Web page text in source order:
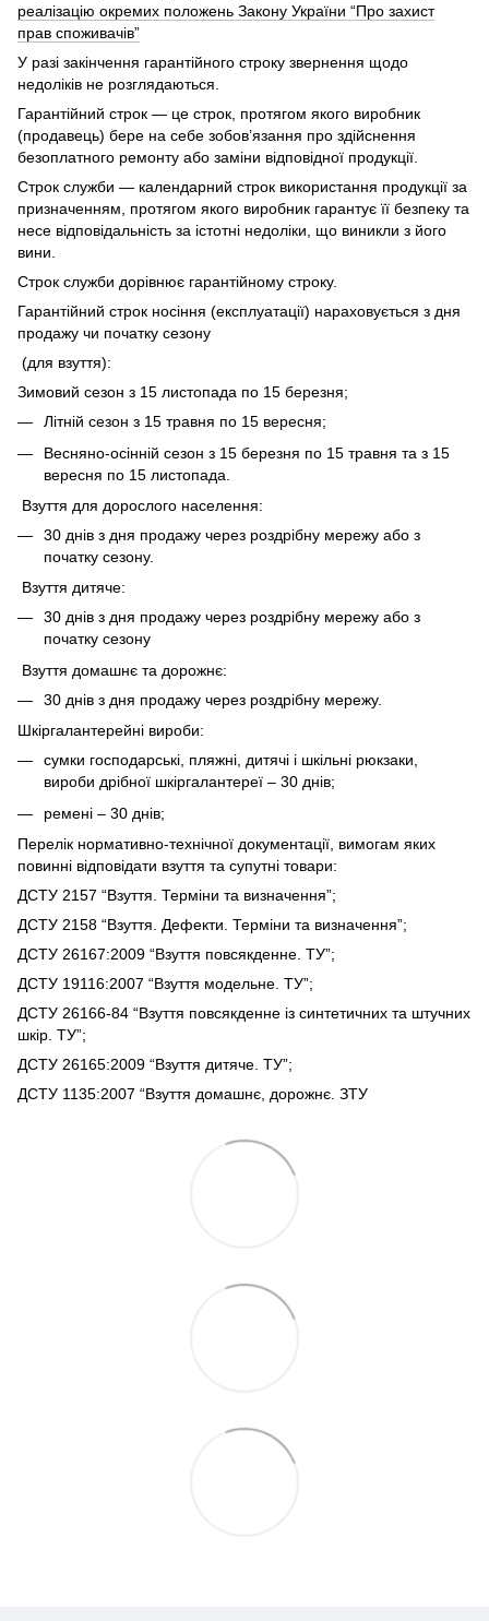
реалізацію окремих положень Закону України “Про захист
прав споживачів”
У разі закінчення гарантійного строку звернення щодо
недоліків не розглядаються.
Гарантійний строк — це строк, протягом якого виробник
(продавець) бере на себе зобов’язання про здійснення
безоплатного ремонту або заміни відповідної продукції.
Строк служби — календарний строк використання продукції за
призначенням, протягом якого виробник гарантує її безпеку та
несе відповідальність за істотні недоліки, що виникли з його
вини.
Строк служби дорівнює гарантійному строку.
Гарантійний строк носіння (експлуатації) нараховується з дня
продажу чи початку сезону
(для взуття):
Зимовий сезон з 15 листопада по 15 березня;
Літній сезон з 15 травня по 15 вересня;
Весняно-осінній сезон з 15 березня по 15 травня та з 15
вересня по 15 листопада.
Взуття для дорослого населення:
30 днів з дня продажу через роздрібну мережу або з
початку сезону.
Взуття дитяче:
30 днів з дня продажу через роздрібну мережу або з
початку сезону
Взуття домашнє та дорожнє:
30 днів з дня продажу через роздрібну мережу.
Шкіргалантерейні вироби:
сумки господарські, пляжні, дитячі і шкільні рюкзаки,
вироби дрібної шкіргалантереї – 30 днів;
ремені – 30 днів;
Перелік нормативно-технічної документації, вимогам яких
повинні відповідати взуття та супутні товари:
ДСТУ 2157 “Взуття. Терміни та визначення”;
ДСТУ 2158 “Взуття. Дефекти. Терміни та визначення”;
ДСТУ 26167:2009 “Взуття повсякденне. ТУ”;
ДСТУ 19116:2007 “Взуття модельне. ТУ”;
ДСТУ 26166-84 “Взуття повсякденне із синтетичних та штучних
шкір. ТУ”;
ДСТУ 26165:2009 “Взуття дитяче. ТУ”;
ДСТУ 1135:2007 “Взуття домашнє, дорожнє. ЗТУ